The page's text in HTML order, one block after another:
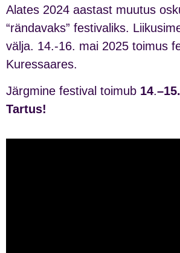
Alates 2024 aastast muutus
“rändavaks” festivaliks.
välja. 14.-16. mai 2025 toimus
Kuressaares.
Järgmine festival toimub 14.
Tartus!